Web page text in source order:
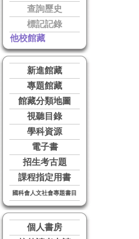
查詢歷史
標記記錄
他校館藏
新進館藏
專題館藏
館藏分類地圖
視聽目錄
學科資源
電子書
招生考古題
課程指定用書
國科會人文社會專題書目
個人書房